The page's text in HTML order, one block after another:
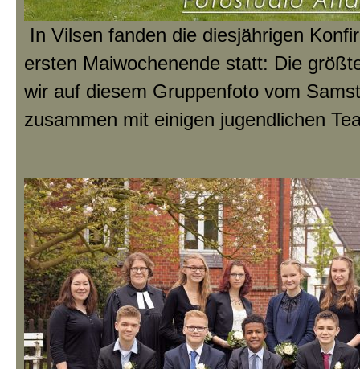
In Vilsen fanden die diesjährigen
ersten Maiwochenende statt: Die
wir auf diesem Gruppenfoto vom
zusammen mit einigen jugendlichen